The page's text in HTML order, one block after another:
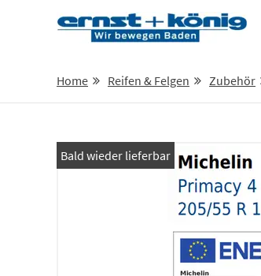
Home Reifen & Felgen Zubehör
Bald wieder lieferbar